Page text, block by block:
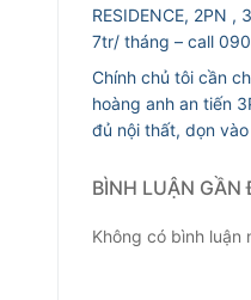
RESIDENCE, 2PN ,
7tr/ tháng – call
Chính chủ tôi cần
hoàng anh an tiến
đủ nội thất, dọn
BÌNH LUẬN GẦN
Không có bình luận